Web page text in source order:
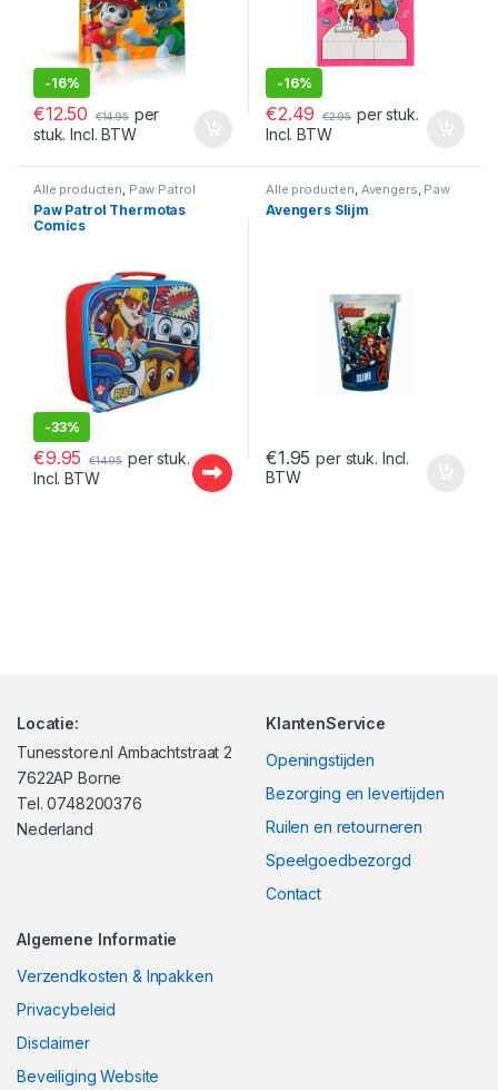
-16%
€12.50 €14.95 per
stuk. Incl. BTW
-16%
€2.49 €2.95 per stuk.
Incl. BTW
Alle producten, Paw Patrol
Paw Patrol Thermotas
Comics
-33%
€9.95 €14.95 per stuk.
Incl. BTW
Alle producten, Avengers, Paw
Patrol
Avengers Slijm
€1.95 per stuk. Incl.
BTW
Locatie:
Tunesstore.nl Ambachtstraat 2
7622AP Borne
Tel. 0748200376
Nederland
KlantenService
Openingstijden
Bezorging en levertijden
Ruilen en retourneren
Speelgoedbezorgd
Contact
Algemene Informatie
Verzendkosten & Inpakken
Privacybeleid
Disclaimer
Beveiliging Website